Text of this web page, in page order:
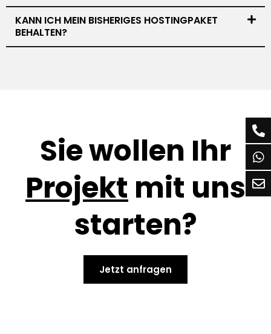
KANN ICH MEIN BISHERIGES HOSTINGPAKET
BEHALTEN?
Sie wollen Ihr
Projekt mit uns
starten?
Jetzt anfragen